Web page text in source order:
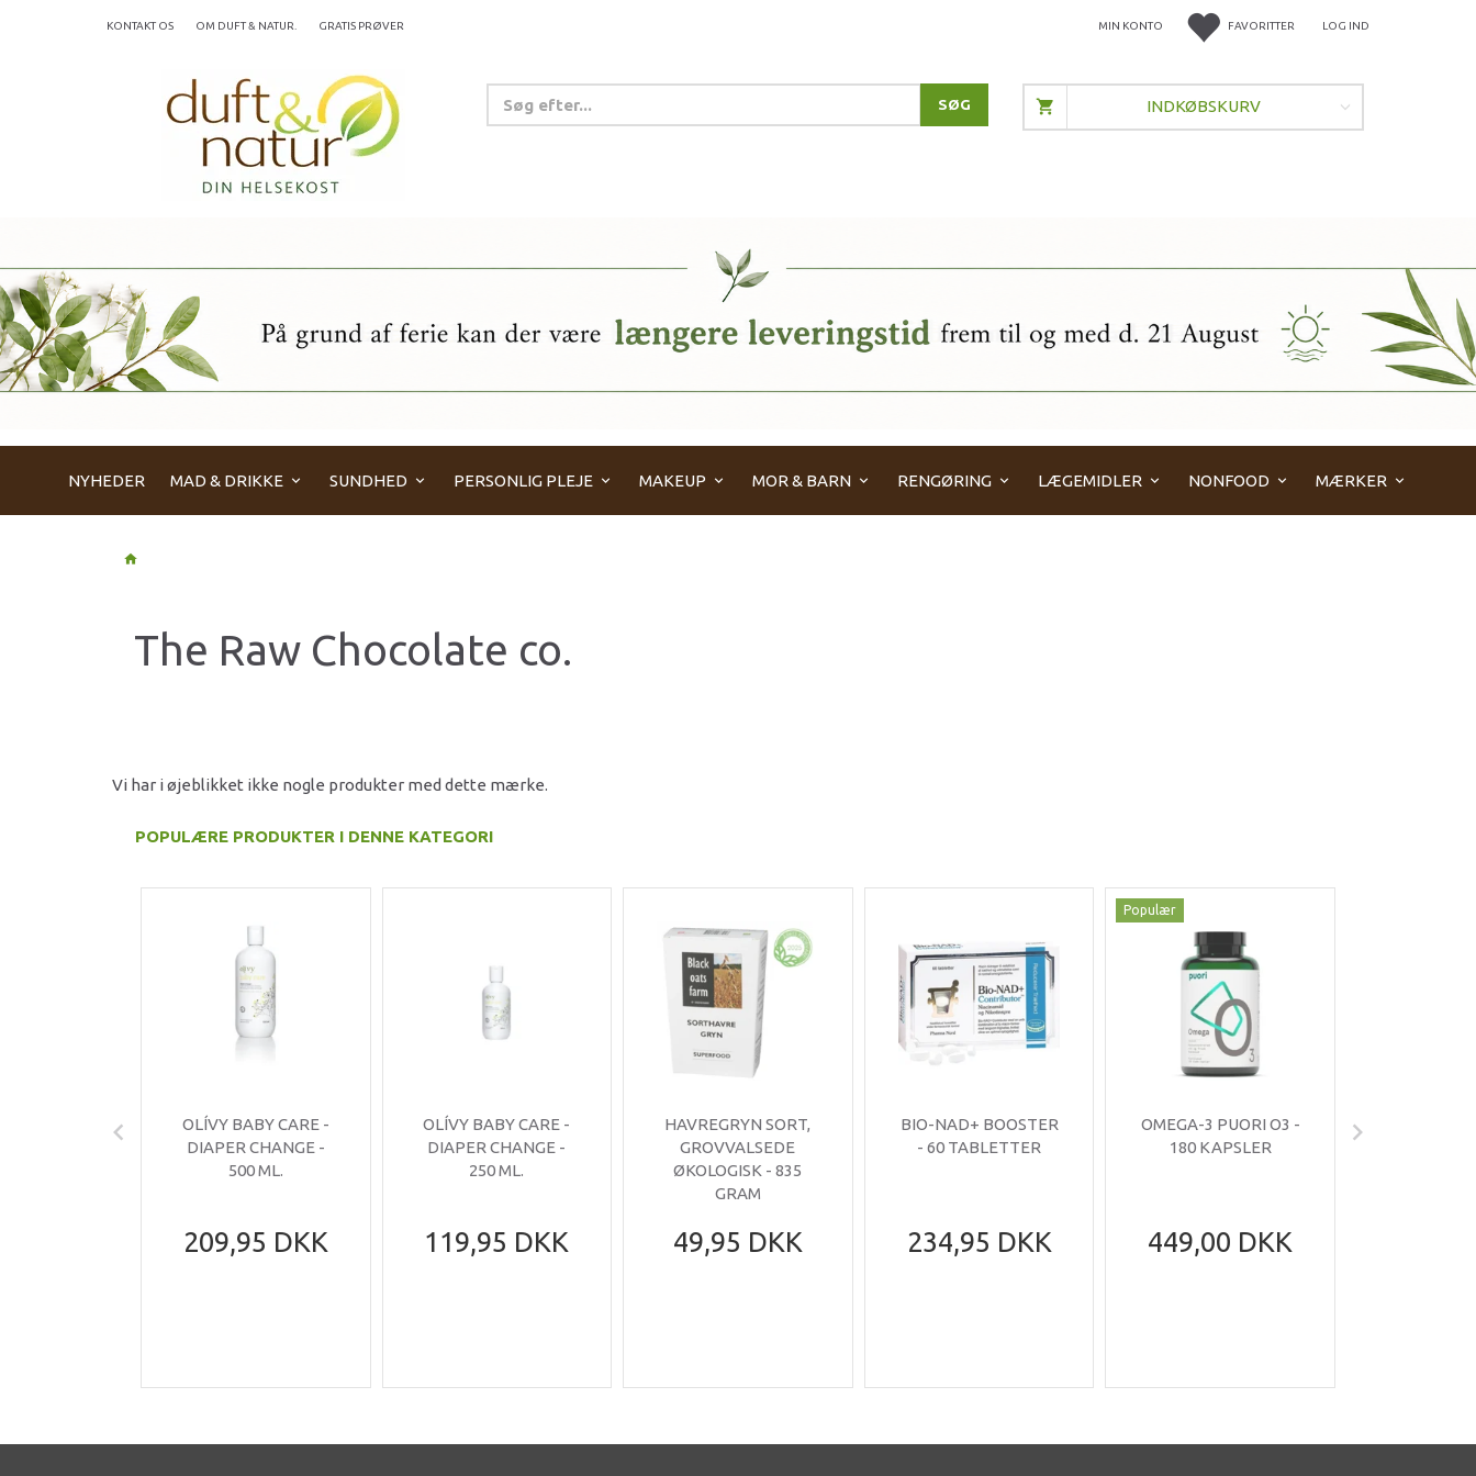
FAVORITTER LOG IND
MIN KONTO
KONTAKT OS OM DUFT & NATUR. GRATIS PRØVER
SØG INDKØBSKURV
NYHEDER MAD & DRIKKE SUNDHED PERSONLIG PLEJE MAKEUP MOR & BARN RENGØRING LÆGEMIDLER NONFOOD MÆRKER
The Raw Chocolate co.
Vi har i øjeblikket ikke nogle produkter med dette mærke.
POPULÆRE PRODUKTER I DENNE KATEGORI
OLÍVY BABY CARE -
DIAPER CHANGE -
500 ML.
209,95 DKK
OLÍVY BABY CARE -
DIAPER CHANGE -
250 ML.
119,95 DKK
HAVREGRYN SORT,
GROVVALSEDE
ØKOLOGISK - 835
GRAM
49,95 DKK
BIO-NAD+ BOOSTER
- 60 TABLETTER
234,95 DKK
Populær
OMEGA-3 PUORI O3 -
180 KAPSLER
449,00 DKK